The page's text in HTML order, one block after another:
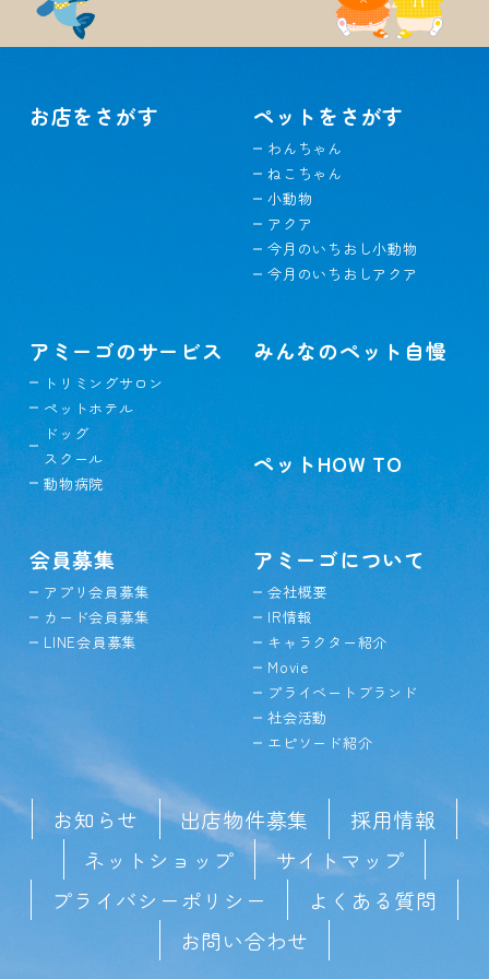
お店をさがす ペットをさがす
わんちゃん
ねこちゃん
小動物
アクア
今月のいちおし小動物
今月のいちおしアクア
アミーゴのサービス
トリミングサロン
ペットホテル
ドッグ
スクール
動物病院
みんなのペット自慢
ペットHOW TO
会員募集
アプリ会員募集
カード会員募集
LINE会員募集
アミーゴについて
会社概要
IR情報
キャラクター紹介
Movie
プライベートブランド
社会活動
エピソード紹介
お知らせ 出店物件募集
採用情報
ネットショップ
サイトマップ
プライバシーポリシー
よくある質問
お問い合わせ